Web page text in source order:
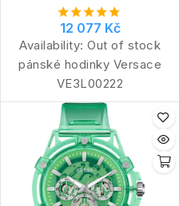
12 077 Kč
Availability: Out of stock
pánské hodinky Versace
VE3L00222